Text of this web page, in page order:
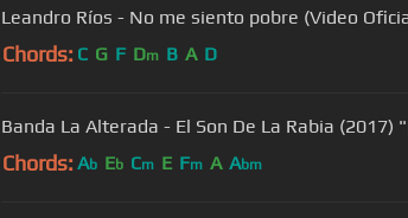
Leandro Ríos - No me siento pobre (Video
Chords: C G F Dm B A D
Banda La Alterada - El Son De La Rabia (2017)
Chords: Ab Eb Cm E Fm A Abm